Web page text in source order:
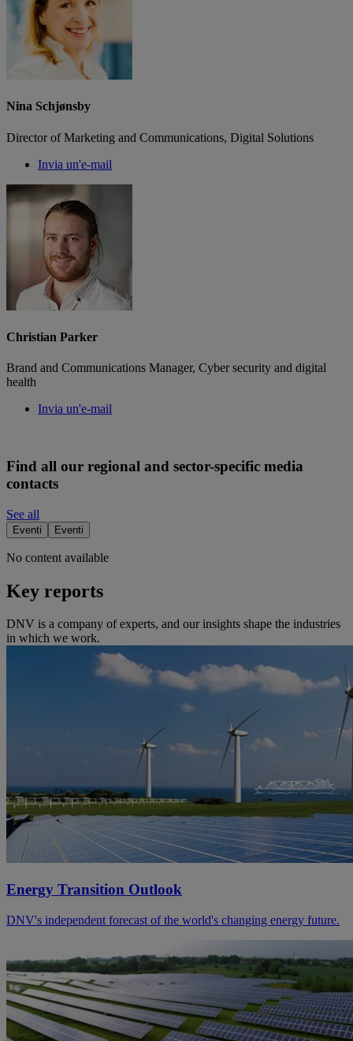
Nina Schjønsby
Director of Marketing and Communications, Digital Solutions
Invia un'e-mail
Christian Parker
Brand and Communications Manager, Cyber security and digital
health
Invia un'e-mail
Find all our regional and sector-specific media
contacts
See all
Eventi Eventi
No content available
Key reports
DNV is a company of experts, and our insights shape the industries
in which we work.
Energy Transition Outlook
DNV's independent forecast of the world's changing energy future.